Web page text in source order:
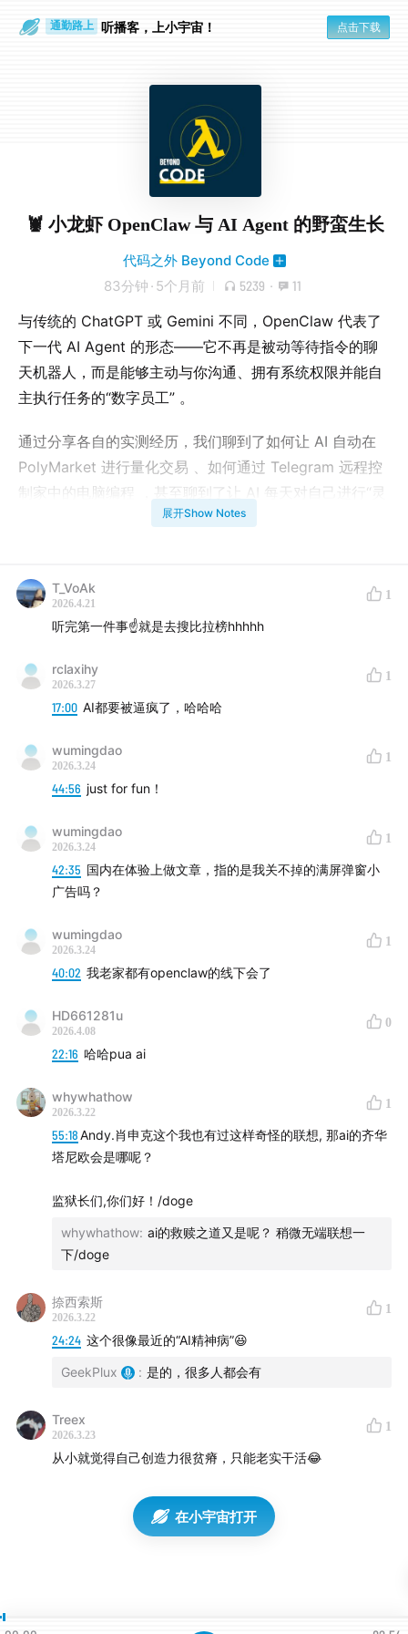
通勤路上 听播客，上小宇宙！ 点击下载
🦞 小龙虾 OpenClaw 与 AI Agent 的野蛮生长
代码之外 Beyond Code
83分钟 · 5个月前 5239 · 11
与传统的 ChatGPT 或 Gemini 不同，OpenClaw 代表了
下一代 AI Agent 的形态——它不再是被动等待指令的聊
天机器人，而是能够主动与你沟通、拥有系统权限并能自
主执行任务的“数字员工” 。
通过分享各自的实测经历，我们聊到了如何让 AI 自动在
PolyMarket 进行量化交易 、如何通过 Telegram 远程控
制家中的电脑编程 ，甚至聊到了让 AI 每天对自己进行“灵
魂拷问”带来的精神冲击 。本期节目不仅有硬核的技术实
00:01:34躲不过的Openclaw小龙虾
00:06:46赛博操盘手与全自动量化交易
00:15:04 高风险策略：耶稣降临还是GTA6先发
00:18:53API额度耗尽与疯狂的自动化部署
00:23:11吾日三省吾身的直击灵魂拷问
00:26:01实用探索：遗忘曲线背单词与农历生日提醒
潘多拉魔盒：如果不顾隐私放开所有权限
00:37:23 现实版《硅谷》里的神级预言
00:44:14成功的终极奥义：赢在“Just for fun”
00:48:23降维打击：编程作为智能体时代的元能力
00:51:14解决安全焦虑：给AI配一套完整的独立身份
本期主播：Randy, GeekPlux, 勾股
代码之外 Beyond Code 是一档由 GeekPlux 和 Randy
共同主持的程序员闲聊播客节目。节目地址：
展开Show Notes
T_VoAk
2026.4.21
1
听完第一件事☝️就是去搜比拉榜hhhhh
rclaxihy
2026.3.27
1
17:00 AI都要被逼疯了，哈哈哈
wumingdao
2026.3.24
1
44:56 just for fun！
wumingdao
2026.3.24
1
42:35 国内在体验上做文章，指的是我关不掉的满屏弹窗小
广告吗？
wumingdao
2026.3.24
1
40:02 我老家都有openclaw的线下会了
HD661281u
2026.4.08
0
22:16 哈哈pua ai
whywhathow
2026.3.22
1
55:18Andy.肖申克这个我也有过这样奇怪的联想, 那ai的齐华
塔尼欧会是哪呢？
监狱长们,你们好！/doge
whywhathow: ai的救赎之道又是呢？ 稍微无端联想一
下/doge
捺西索斯
2026.3.22
1
24:24 这个很像最近的“AI精神病”😆
GeekPlux : 是的，很多人都会有
Treex
2026.3.23
1
从小就觉得自己创造力很贫瘠，只能老实干活😂
在小宇宙打开